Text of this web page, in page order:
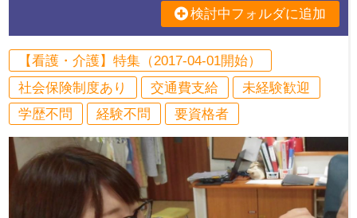
検討中フォルダに追加
【看護・介護】特集（2017-04-01開始）
社会保険制度あり
交通費支給
未経験歓迎
学歴不問
経験不問 要資格者